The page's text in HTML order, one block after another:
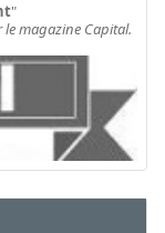
"
le magazine Capital.